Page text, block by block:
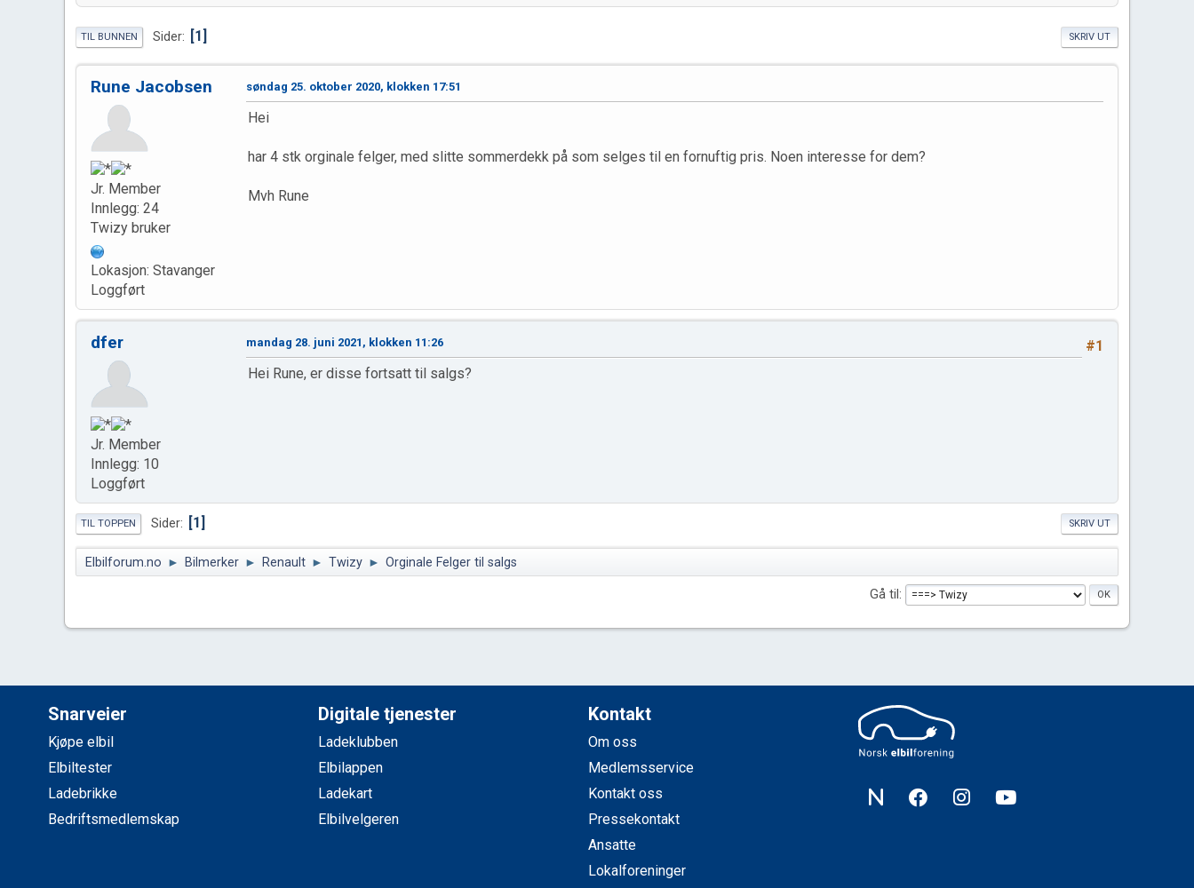
SKRIV UT
TIL BUNNEN Sider 1
Rune Jacobsen
Jr. Member
Innlegg: 24
Twizy bruker
Lokasjon: Stavanger
Loggført
søndag 25. oktober 2020, klokken 17:51
Hei
har 4 stk orginale felger, med slitte sommerdekk på som selges til en fornuftig pris. Noen interesse for dem?
Mvh Rune
dfer
Jr. Member
Innlegg: 10
Loggført
#1
mandag 28. juni 2021, klokken 11:26
Hei Rune, er disse fortsatt til salgs?
SKRIV UT
TIL TOPPEN Sider 1
Elbilforum.no ► Bilmerker ► Renault ► Twizy ► Orginale Felger til salgs
Gå til
Snarveier
Kjøpe elbil
Elbiltester
Ladebrikke
Bedriftsmedlemskap
Digitale tjenester
Ladeklubben
Elbilappen
Ladekart
Elbilvelgeren
Kontakt
Om oss
Medlemsservice
Kontakt oss
Pressekontakt
Ansatte
Lokalforeninger